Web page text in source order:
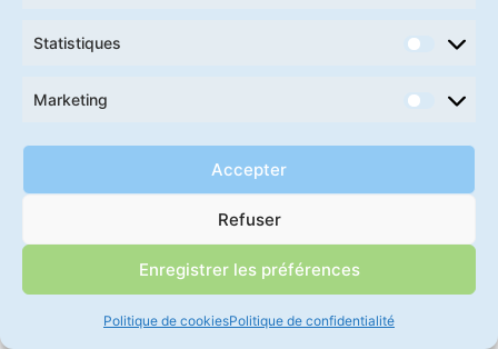
Statistiques
Marketing
Accepter
Refuser
Enregistrer les préférences
Politique de cookiesPolitique de confidentialité
SEGUR et
médecin
LATTES
44 49